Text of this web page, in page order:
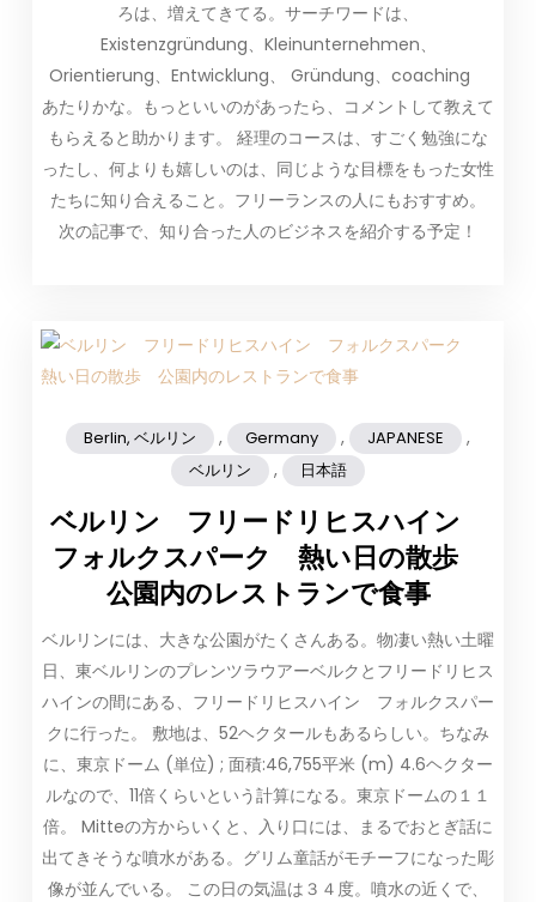
ろは、増えてきてる。サーチワードは、
Existenzgründung、Kleinunternehmen、
Orientierung、Entwicklung、 Gründung、coaching
あたりかな。もっといいのがあったら、コメントして教えて
もらえると助かります。 経理のコースは、すごく勉強にな
ったし、何よりも嬉しいのは、同じような目標をもった女性
たちに知り合えること。フリーランスの人にもおすすめ。
次の記事で、知り合った人のビジネスを紹介する予定！
Berlin, ベルリン , Germany , JAPANESE ,
ベルリン , 日本語
ベルリン フリードリヒスハイン
フォルクスパーク 熱い日の散歩
公園内のレストランで食事
ベルリンには、大きな公園がたくさんある。物凄い熱い土曜
日、東ベルリンのプレンツラウアーベルクとフリードリヒス
ハインの間にある、フリードリヒスハイン フォルクスパー
クに行った。 敷地は、52ヘクタールもあるらしい。ちなみ
に、東京ドーム (単位) ; 面積:46,755平米 (m) 4.6ヘクター
ルなので、11倍くらいという計算になる。東京ドームの１１
倍。 Mitteの方からいくと、入り口には、まるでおとぎ話に
出てきそうな噴水がある。グリム童話がモチーフになった彫
像が並んでいる。 この日の気温は３４度。噴水の近くで、